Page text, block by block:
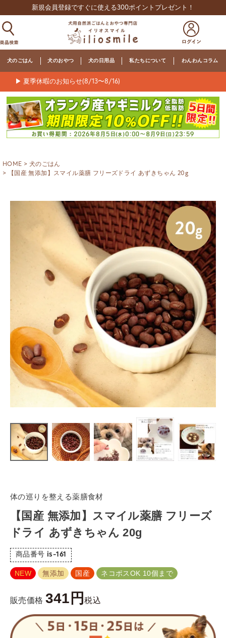
新規会員登録ですぐに使える300ポイントプレゼント！
犬のごはん 犬のおやつ 犬の日用品 私たちについて わんわんコラム
▶ 夏季休暇のお知らせ(8/13〜8/16)
HOME
犬のごはん
【国産 無添加】スマイル薬膳 フリーズドライ あずきちゃん 20g
体の巡りを整える薬膳食材
【国産 無添加】スマイル薬膳 フリーズ
ドライ あずきちゃん 20g
商品番号 is-161
NEW 無添加 国産 ネコポスOK 10個まで
販売価格 341 税込